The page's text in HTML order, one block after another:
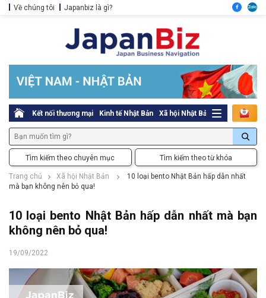
Về chúng tôi Japanbiz là gì?
Kết nối thương mại Kinh tế Nhật Bản Xã hội Nhật Bản Thủ tục pháp
Tìm kiếm theo chuyên mục Tìm kiếm theo từ khóa
Trang chủ Xã hội Nhật Bản
10 loại bento Nhật Bản hấp dẫn nhất
mà bạn không nên bỏ qua!
10 loại bento Nhật Bản hấp dẫn nhất mà bạn
không nên bỏ qua!
19/09/2022